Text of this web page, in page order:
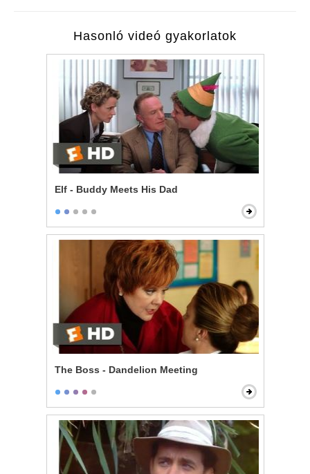
Hasonló videó gyakorlatok
Elf - Buddy Meets His Dad
The Boss - Dandelion Meeting